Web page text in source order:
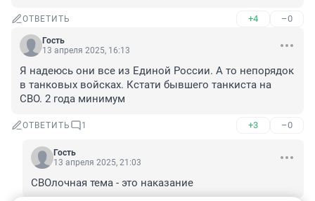
ОТВЕТИТЬ +4 –0
Гость
13 апреля 2025, 16:13
Я надеюсь они все из Единой России. А то непорядок
в танковых войсках. Кстати бывшего танкиста на
СВО. 2 года минимум
ОТВЕТИТЬ 1 +3 –0
Гость
13 апреля 2025, 21:03
СВОлочная тема - это наказание